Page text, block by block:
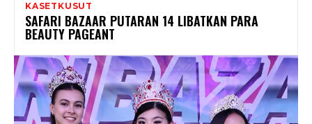
KASETKUSUT
SAFARI BAZAAR PUTARAN 14 LIBATKAN PARA
BEAUTY PAGEANT